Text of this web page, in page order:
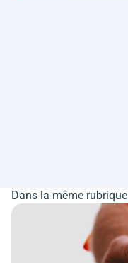
Dans la même rubrique